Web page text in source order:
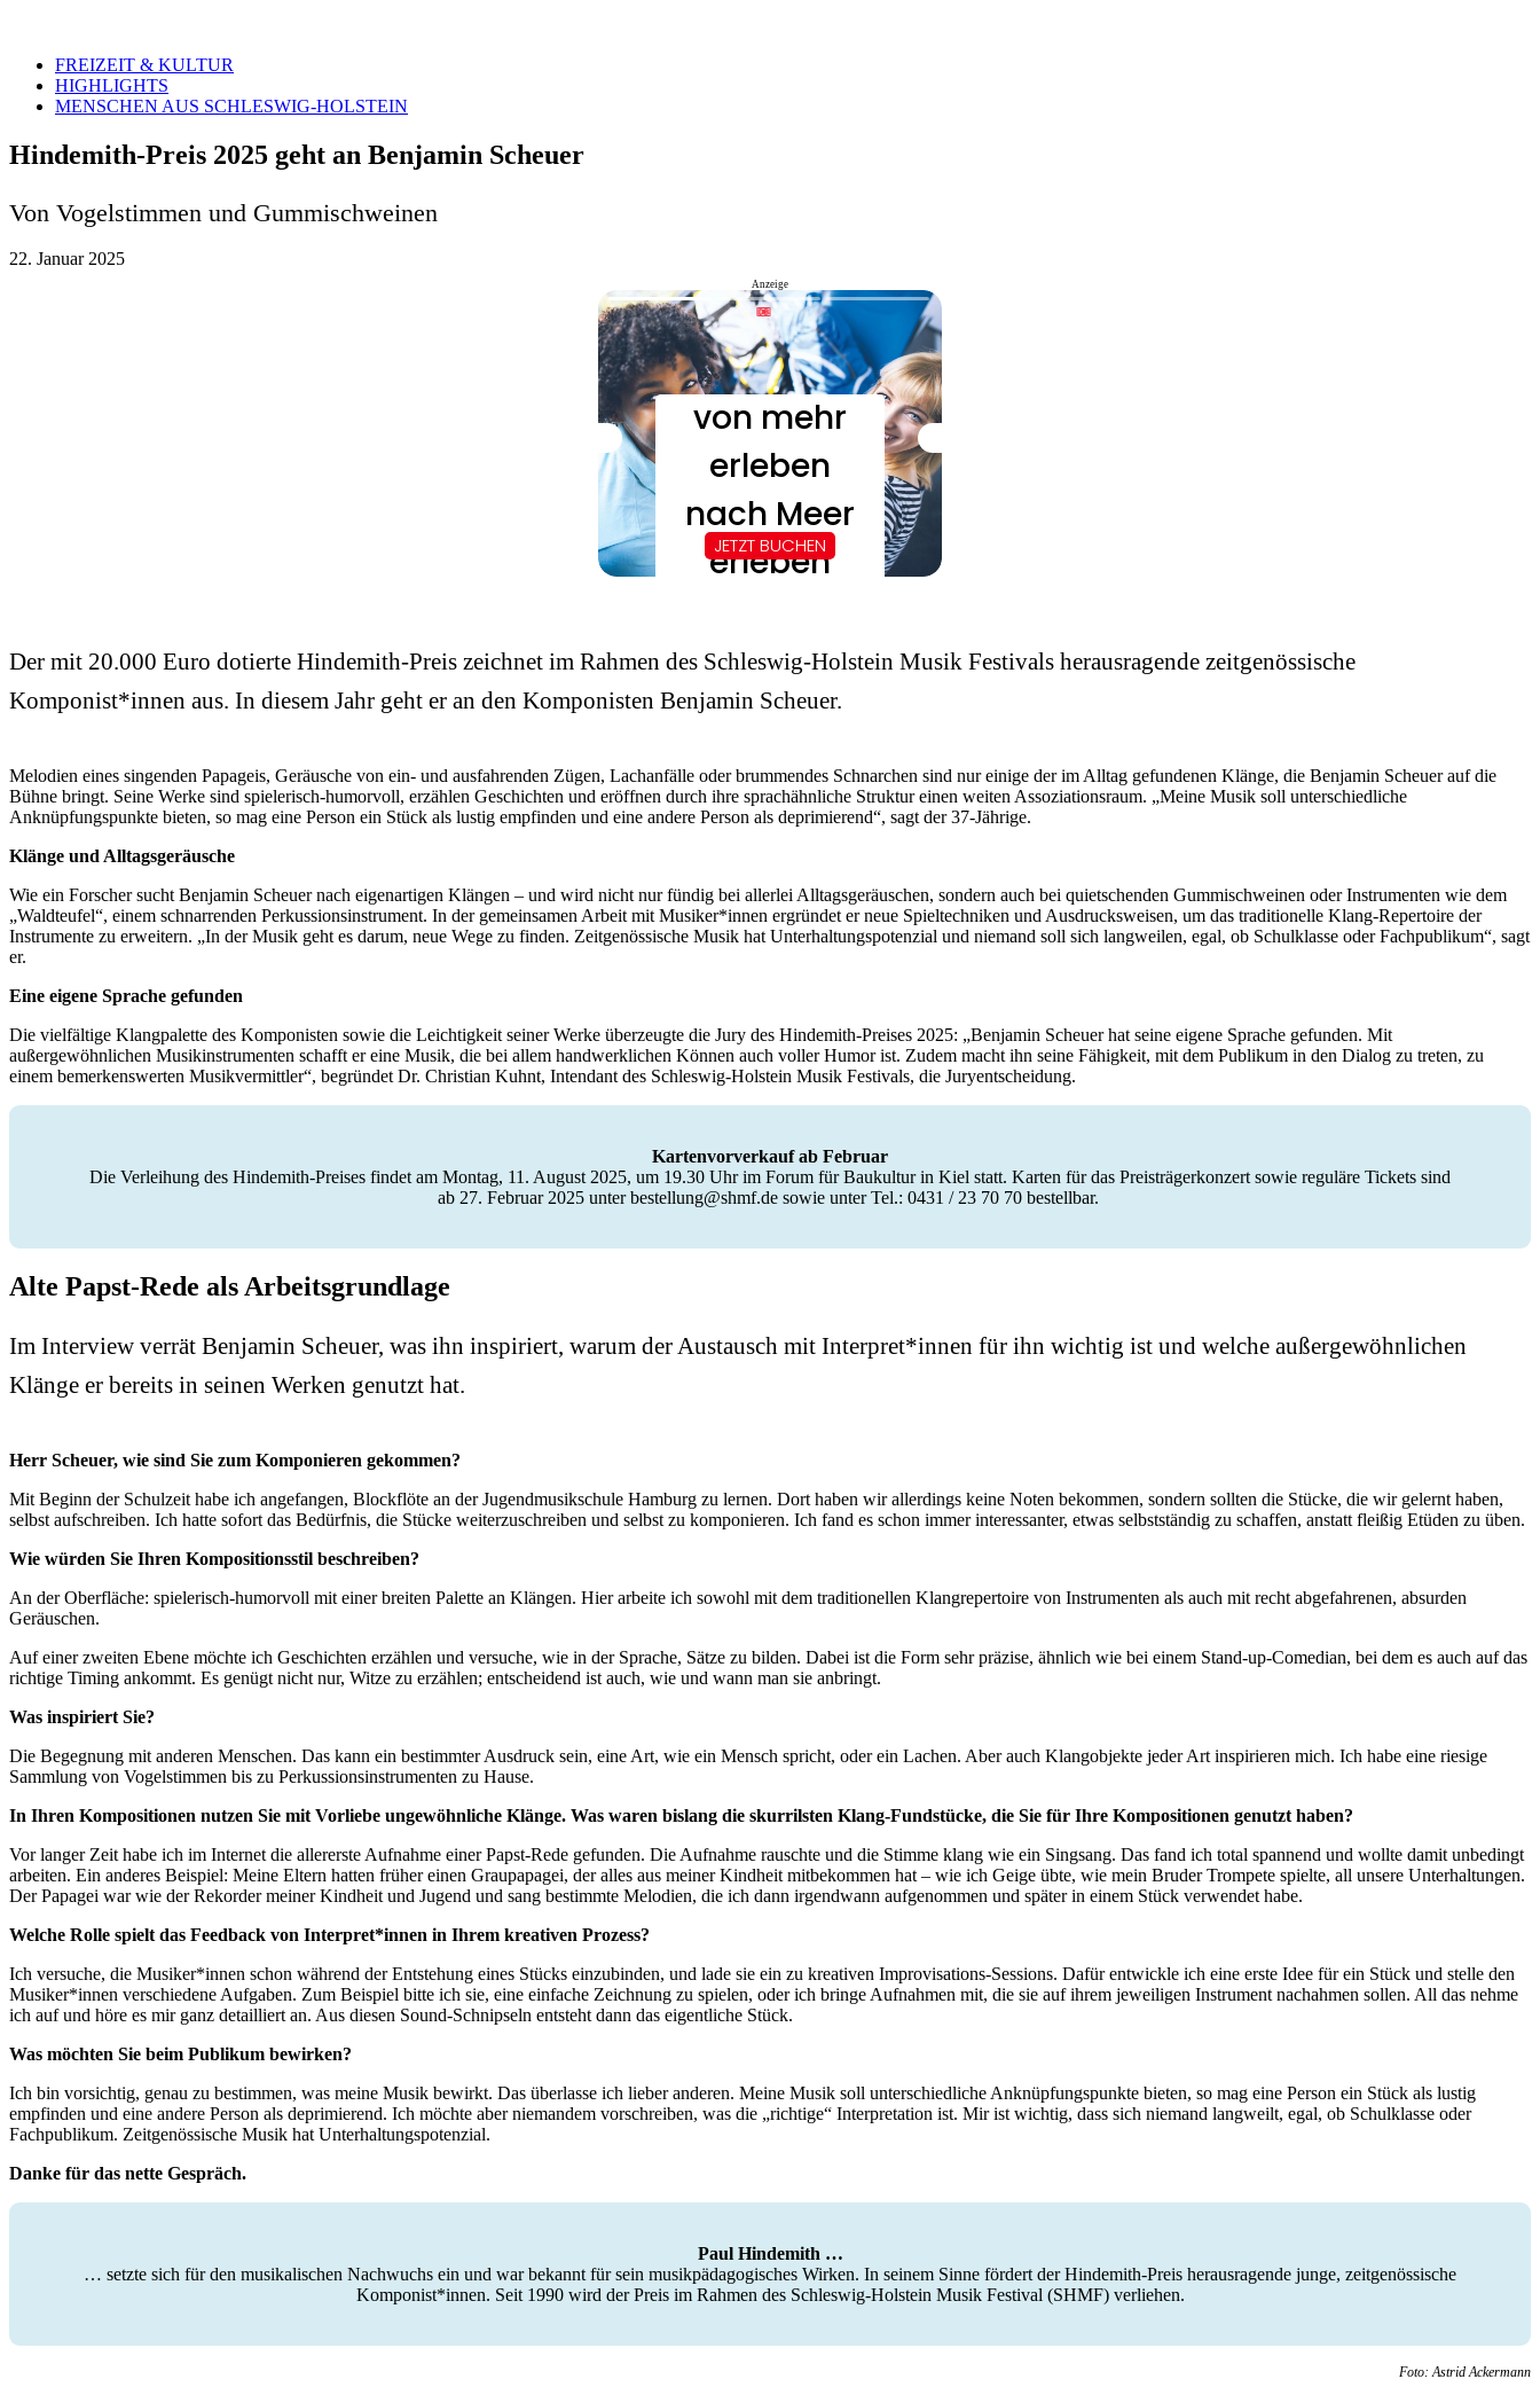
FREIZEIT & KULTUR
HIGHLIGHTS
MENSCHEN AUS SCHLESWIG-HOLSTEIN
Hindemith-Preis 2025 geht an Benjamin Scheuer
Von Vogelstimmen und Gummischweinen
22. Januar 2025
Anzeige
Der mit 20.000 Euro dotierte Hindemith-Preis zeichnet im Rahmen des Schleswig-Holstein Musik Festivals herausragende zeitgenössische
Komponist*innen aus. In diesem Jahr geht er an den Komponisten Benjamin Scheuer.
Melodien eines singenden Papageis, Geräusche von ein- und ausfahrenden Zügen, Lachanfälle oder brummendes Schnarchen sind nur einige der im Alltag gefundenen Klänge, die Benjamin Scheuer auf die
Bühne bringt. Seine Werke sind spielerisch-humorvoll, erzählen Geschichten und eröffnen durch ihre sprachähnliche Struktur einen weiten Assoziationsraum. „Meine Musik soll unterschiedliche
Anknüpfungspunkte bieten, so mag eine Person ein Stück als lustig empfinden und eine andere Person als deprimierend“, sagt der 37-Jährige.
Klänge und Alltagsgeräusche
Wie ein Forscher sucht Benjamin Scheuer nach eigenartigen Klängen – und wird nicht nur fündig bei allerlei Alltagsgeräuschen, sondern auch bei quietschenden Gummischweinen oder Instrumenten wie dem
„Waldteufel“, einem schnarrenden Perkussionsinstrument. In der gemeinsamen Arbeit mit Musiker*innen ergründet er neue Spieltechniken und Ausdrucksweisen, um das traditionelle Klang-Repertoire der
Instrumente zu erweitern. „In der Musik geht es darum, neue Wege zu finden. Zeitgenössische Musik hat Unterhaltungspotenzial und niemand soll sich langweilen, egal, ob Schulklasse oder Fachpublikum“, sagt
er.
Eine eigene Sprache gefunden
Die vielfältige Klangpalette des Komponisten sowie die Leichtigkeit seiner Werke überzeugte die Jury des Hindemith-Preises 2025: „Benjamin Scheuer hat seine eigene Sprache gefunden. Mit
außergewöhnlichen Musikinstrumenten schafft er eine Musik, die bei allem handwerklichen Können auch voller Humor ist. Zudem macht ihn seine Fähigkeit, mit dem Publikum in den Dialog zu treten, zu
einem bemerkenswerten Musikvermittler“, begründet Dr. Christian Kuhnt, Intendant des Schleswig-Holstein Musik Festivals, die Juryentscheidung.
Kartenvorverkauf ab Februar
Die Verleihung des Hindemith-Preises findet am Montag, 11. August 2025, um 19.30 Uhr im Forum für Baukultur in Kiel statt. Karten für das Preisträgerkonzert sowie reguläre Tickets sind
ab 27. Februar 2025 unter bestellung@shmf.de sowie unter Tel.: 0431 / 23 70 70 bestellbar.
Alte Papst-Rede als Arbeitsgrundlage
Im Interview verrät Benjamin Scheuer, was ihn inspiriert, warum der Austausch mit Interpret*innen für ihn wichtig ist und welche außergewöhnlichen
Klänge er bereits in seinen Werken genutzt hat.
Herr Scheuer, wie sind Sie zum Komponieren gekommen?
Mit Beginn der Schulzeit habe ich angefangen, Blockflöte an der Jugendmusikschule Hamburg zu lernen. Dort haben wir allerdings keine Noten bekommen, sondern sollten die Stücke, die wir gelernt haben,
selbst aufschreiben. Ich hatte sofort das Bedürfnis, die Stücke weiterzuschreiben und selbst zu komponieren. Ich fand es schon immer interessanter, etwas selbstständig zu schaffen, anstatt fleißig Etüden zu üben.
Wie würden Sie Ihren Kompositionsstil beschreiben?
An der Oberfläche: spielerisch-humorvoll mit einer breiten Palette an Klängen. Hier arbeite ich sowohl mit dem traditionellen Klangrepertoire von Instrumenten als auch mit recht abgefahrenen, absurden
Geräuschen.
Auf einer zweiten Ebene möchte ich Geschichten erzählen und versuche, wie in der Sprache, Sätze zu bilden. Dabei ist die Form sehr präzise, ähnlich wie bei einem Stand-up-Comedian, bei dem es auch auf das
richtige Timing ankommt. Es genügt nicht nur, Witze zu erzählen; entscheidend ist auch, wie und wann man sie anbringt.
Was inspiriert Sie?
Die Begegnung mit anderen Menschen. Das kann ein bestimmter Ausdruck sein, eine Art, wie ein Mensch spricht, oder ein Lachen. Aber auch Klangobjekte jeder Art inspirieren mich. Ich habe eine riesige
Sammlung von Vogelstimmen bis zu Perkussionsinstrumenten zu Hause.
In Ihren Kompositionen nutzen Sie mit Vorliebe ungewöhnliche Klänge. Was waren bislang die skurrilsten Klang-Fundstücke, die Sie für Ihre Kompositionen genutzt haben?
Vor langer Zeit habe ich im Internet die allererste Aufnahme einer Papst-Rede gefunden. Die Aufnahme rauschte und die Stimme klang wie ein Singsang. Das fand ich total spannend und wollte damit unbedingt
arbeiten. Ein anderes Beispiel: Meine Eltern hatten früher einen Graupapagei, der alles aus meiner Kindheit mitbekommen hat – wie ich Geige übte, wie mein Bruder Trompete spielte, all unsere Unterhaltungen.
Der Papagei war wie der Rekorder meiner Kindheit und Jugend und sang bestimmte Melodien, die ich dann irgendwann aufgenommen und später in einem Stück verwendet habe.
Welche Rolle spielt das Feedback von Interpret*innen in Ihrem kreativen Prozess?
Ich versuche, die Musiker*innen schon während der Entstehung eines Stücks einzubinden, und lade sie ein zu kreativen Improvisations-Sessions. Dafür entwickle ich eine erste Idee für ein Stück und stelle den
Musiker*innen verschiedene Aufgaben. Zum Beispiel bitte ich sie, eine einfache Zeichnung zu spielen, oder ich bringe Aufnahmen mit, die sie auf ihrem jeweiligen Instrument nachahmen sollen. All das nehme
ich auf und höre es mir ganz detailliert an. Aus diesen Sound-Schnipseln entsteht dann das eigentliche Stück.
Was möchten Sie beim Publikum bewirken?
Ich bin vorsichtig, genau zu bestimmen, was meine Musik bewirkt. Das überlasse ich lieber anderen. Meine Musik soll unterschiedliche Anknüpfungspunkte bieten, so mag eine Person ein Stück als lustig
empfinden und eine andere Person als deprimierend. Ich möchte aber niemandem vorschreiben, was die „richtige“ Interpretation ist. Mir ist wichtig, dass sich niemand langweilt, egal, ob Schulklasse oder
Fachpublikum. Zeitgenössische Musik hat Unterhaltungspotenzial.
Danke für das nette Gespräch.
Paul Hindemith …
… setzte sich für den musikalischen Nachwuchs ein und war bekannt für sein musikpädagogisches Wirken. In seinem Sinne fördert der Hindemith-Preis herausragende junge, zeitgenössische
Komponist*innen. Seit 1990 wird der Preis im Rahmen des Schleswig-Holstein Musik Festival (SHMF) verliehen.
Foto: Astrid Ackermann